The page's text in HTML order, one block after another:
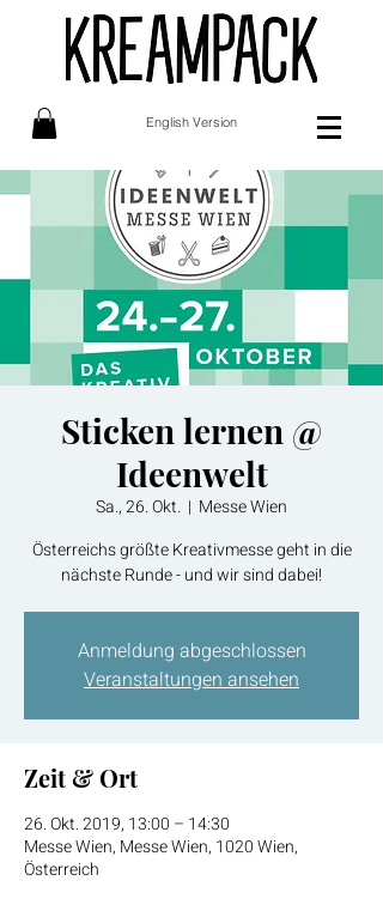
English Version
Sticken lernen @
Ideenwelt
Sa., 26. Okt.
  |
Messe Wien
Österreichs größte Kreativmesse geht in die
nächste Runde - und wir sind dabei!
Anmeldung abgeschlossen
Veranstaltungen ansehen
Zeit & Ort
26. Okt. 2019, 13:00 – 14:30
Messe Wien, Messe Wien, 1020 Wien,
Österreich